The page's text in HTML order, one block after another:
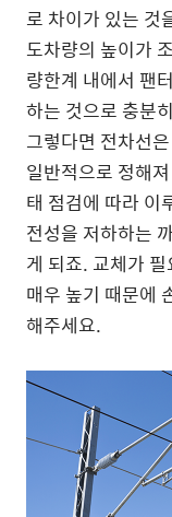
로 차이가 있는 것
도차량의 높이가
량한계 내에서 팬
하는 것으로 충분
그렇다면 전차선
일반적으로 정해
태 점검에 따라 이
전성을 저하하는
게 되죠. 교체가
매우 높기 때문에
해주세요.